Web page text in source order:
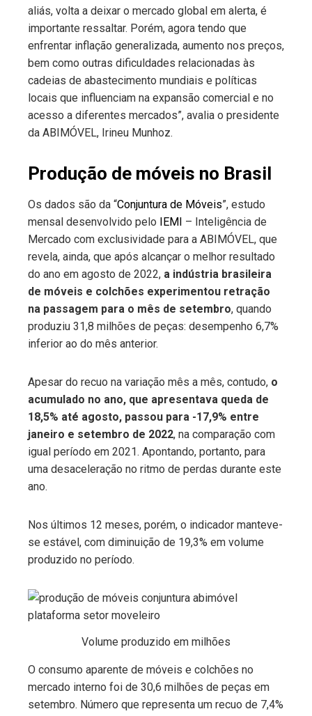
aliás, volta a deixar o mercado global em alerta, é
importante ressaltar. Porém, agora tendo que
enfrentar inflação generalizada, aumento nos preços,
bem como outras dificuldades relacionadas às
cadeias de abastecimento mundiais e políticas
locais que influenciam na expansão comercial e no
acesso a diferentes mercados”, avalia o presidente
da ABIMÓVEL, Irineu Munhoz.
Produção de móveis no Brasil
Os dados são da “Conjuntura de Móveis”, estudo
mensal desenvolvido pelo IEMI – Inteligência de
Mercado com exclusividade para a ABIMÓVEL, que
revela, ainda, que após alcançar o melhor resultado
do ano em agosto de 2022, a indústria brasileira
de móveis e colchões experimentou retração
na passagem para o mês de setembro, quando
produziu 31,8 milhões de peças: desempenho 6,7%
inferior ao do mês anterior.
Apesar do recuo na variação mês a mês, contudo, o
acumulado no ano, que apresentava queda de
18,5% até agosto, passou para -17,9% entre
janeiro e setembro de 2022, na comparação com
igual período em 2021. Apontando, portanto, para
uma desaceleração no ritmo de perdas durante este
ano.
Nos últimos 12 meses, porém, o indicador manteve-
se estável, com diminuição de 19,3% em volume
produzido no período.
Volume produzido em milhões
O consumo aparente de móveis e colchões no
mercado interno foi de 30,6 milhões de peças em
setembro. Número que representa um recuo de 7,4%